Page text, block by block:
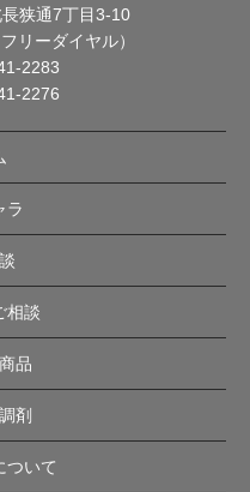
狭通7丁目3-10
リーダイヤル）
2283
2276
ラ
相談
品
剤
ついて